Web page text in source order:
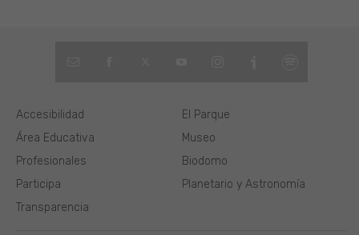
El Parque
Museo
Biodomo
Planetario y Astronomía
Área Educativa
Profesionales
Participa
Transparencia
Accesibilidad